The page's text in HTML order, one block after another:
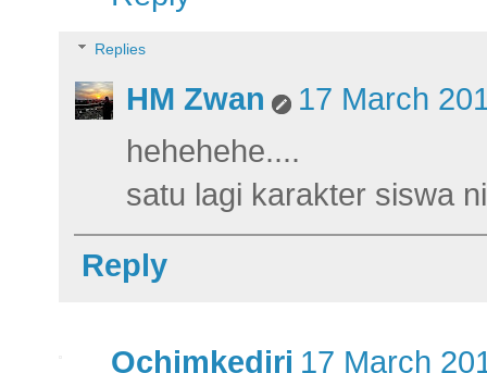
Replies
HM Zwan
17 March
hehehehe....
satu lagi karakter siswa
Reply
Ochimkediri 17 March